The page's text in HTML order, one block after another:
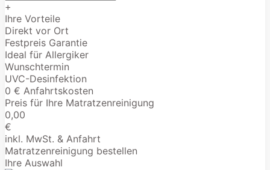
+
Ihre Vorteile
Direkt vor Ort
Festpreis Garantie
Ideal für Allergiker
Wunschtermin
UVC-Desinfektion
0 € Anfahrtskosten
Preis für Ihre Matratzenreinigung
0,00
€
inkl. MwSt. & Anfahrt
Matratzenreinigung bestellen
Ihre Auswahl